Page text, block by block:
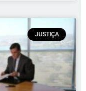
JUSTIÇA